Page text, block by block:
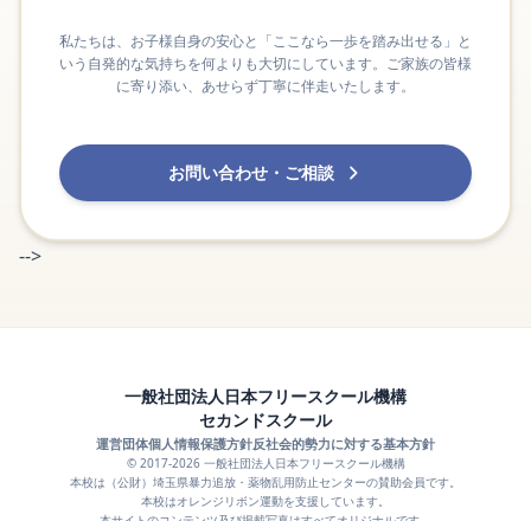
私たちは、お子様自身の安心と「ここなら一歩を踏み出せる」と
いう自発的な気持ちを何よりも大切にしています。ご家族の皆様
に寄り添い、あせらず丁寧に伴走いたします。
お問い合わせ・ご相談
-->
一般社団法人日本フリースクール機構
セカンドスクール
運営団体個人情報保護方針反社会的勢力に対する基本方針
© 2017-2026 一般社団法人日本フリースクール機構
本校は（公財）埼玉県暴力追放・薬物乱用防止センターの賛助会員です。
本校はオレンジリボン運動を支援しています。